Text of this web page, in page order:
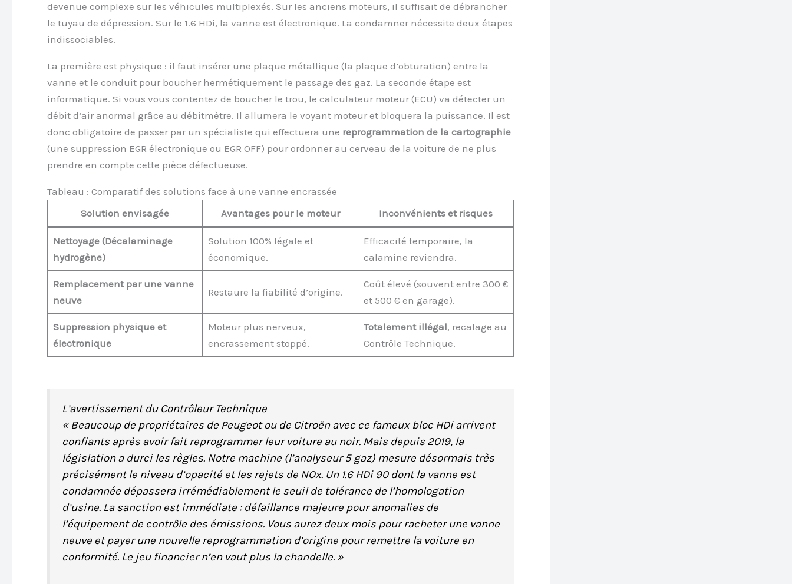
devenue complexe sur les véhicules multiplexés. Sur les anciens moteurs, il suffisait de débrancher
le tuyau de dépression. Sur le 1.6 HDi, la vanne est électronique. La condamner nécessite deux étapes
indissociables.
La première est physique : il faut insérer une plaque métallique (la plaque d’obturation) entre la
vanne et le conduit pour boucher hermétiquement le passage des gaz. La seconde étape est
informatique. Si vous vous contentez de boucher le trou, le calculateur moteur (ECU) va détecter un
débit d’air anormal grâce au débitmètre. Il allumera le voyant moteur et bloquera la puissance. Il est
donc obligatoire de passer par un spécialiste qui effectuera une reprogrammation de la cartographie
(une suppression EGR électronique ou EGR OFF) pour ordonner au cerveau de la voiture de ne plus
prendre en compte cette pièce défectueuse.
Tableau : Comparatif des solutions face à une vanne encrassée
Solution envisagée
Avantages pour le moteur Inconvénients et risques
Nettoyage (Décalaminage
hydrogène)
Solution 100% légale et
économique.
Efficacité temporaire, la
calamine reviendra.
Remplacement par une vanne
neuve
Restaure la fiabilité d’origine.
Coût élevé (souvent entre 300 €
et 500 € en garage).
Suppression physique et
électronique
Moteur plus nerveux,
encrassement stoppé.
Totalement illégal, recalage au
Contrôle Technique.
L’avertissement du Contrôleur Technique
« Beaucoup de propriétaires de Peugeot ou de Citroën avec ce fameux bloc HDi arrivent
confiants après avoir fait reprogrammer leur voiture au noir. Mais depuis 2019, la
législation a durci les règles. Notre machine (l’analyseur 5 gaz) mesure désormais très
précisément le niveau d’opacité et les rejets de NOx. Un 1.6 HDi 90 dont la vanne est
condamnée dépassera irrémédiablement le seuil de tolérance de l’homologation
d’usine. La sanction est immédiate : défaillance majeure pour anomalies de
l’équipement de contrôle des émissions. Vous aurez deux mois pour racheter une vanne
neuve et payer une nouvelle reprogrammation d’origine pour remettre la voiture en
conformité. Le jeu financier n’en vaut plus la chandelle. »